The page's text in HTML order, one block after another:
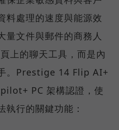
料處理的速度與能源效
量文件與郵件的商務人
上的聊天工具，而是內
。Prestige 14 Flip AI+
PC 架構認證，使
執行的關鍵功能：